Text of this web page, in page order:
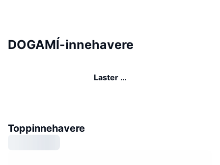
DOGAMÍ-innehavere
Laster …
Toppinnehavere